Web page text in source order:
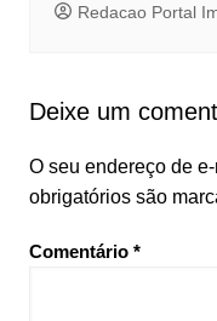
Redacao Portal
Deixe um
O seu endereço de
obrigatórios são
Comentário *